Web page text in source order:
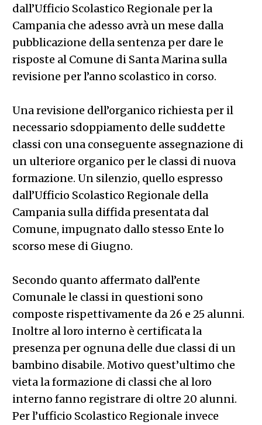
dall’Ufficio Scolastico Regionale per la
Campania che adesso avrà un mese dalla
pubblicazione della sentenza per dare le
risposte al Comune di Santa Marina sulla
revisione per l’anno scolastico in corso.
Una revisione dell’organico richiesta per il
necessario sdoppiamento delle suddette
classi con una conseguente assegnazione di
un ulteriore organico per le classi di nuova
formazione. Un silenzio, quello espresso
dall’Ufficio Scolastico Regionale della
Campania sulla diffida presentata dal
Comune, impugnato dallo stesso Ente lo
scorso mese di Giugno.
Secondo quanto affermato dall’ente
Comunale le classi in questioni sono
composte rispettivamente da 26 e 25 alunni.
Inoltre al loro interno è certificata la
presenza per ognuna delle due classi di un
bambino disabile. Motivo quest’ultimo che
vieta la formazione di classi che al loro
interno fanno registrare di oltre 20 alunni.
Per l’ufficio Scolastico Regionale invece